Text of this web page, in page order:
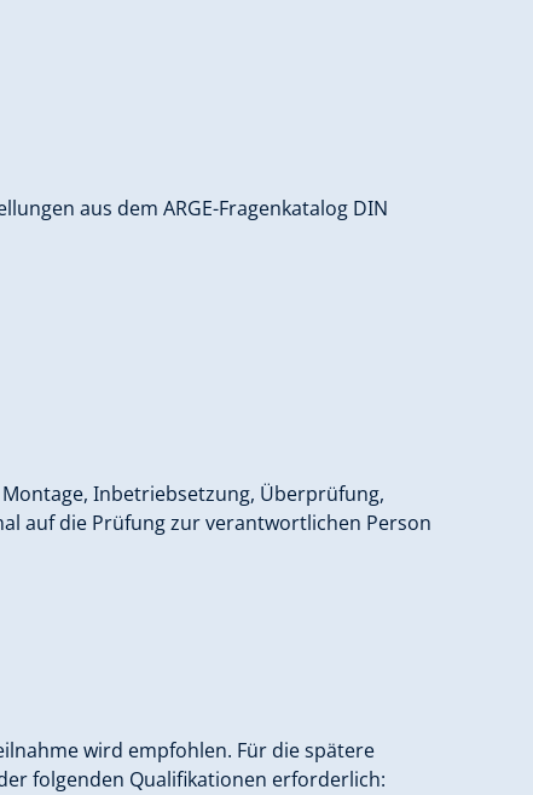
aus dem ARGE-Fragenkatalog DIN
Inbetriebsetzung, Überprüfung,
auf die Prüfung zur verantwortlichen Person
wird empfohlen. Für die spätere
folgenden Qualifikationen erforderlich: